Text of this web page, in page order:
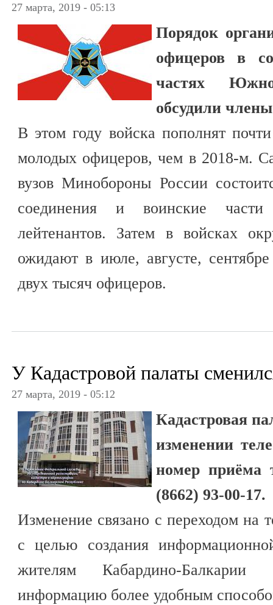
27 марта, 2019 - 05:13
Порядок
офицеров в
частях
обсудили
В этом году войска пополнят
молодых офицеров, чем в 2018-м.
вузов Минобороны России
соединения и воинские
лейтенантов. Затем в войсках
ожидают в июле, августе,
двух тысяч офицеров.
У Кадастровой палаты
27 марта, 2019 - 05:12
Кадастровая
изменении
номер приёма
(8662) 93-00-17.
Изменение связано с переходом на
с целью создания
жителям Кабардино-Балкарии
информацию более удобным